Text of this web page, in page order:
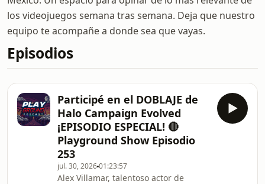
los videojuegos semana tras semana. Deja que nuestro
equipo te acompañe a donde sea que vayas.
Episodios
Participé en el DOBLAJE de
Halo Campaign Evolved
¡EPISODIO ESPECIAL! 🔴
Playground Show Episodio
253
jul. 30, 202601:23:57
Alex Villamar, talentoso actor de